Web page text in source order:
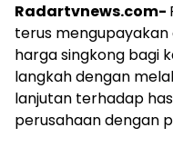
Radartvnews.com-
terus
harga singkong bagi
langkah dengan
lanjutan terhadap
perusahaan dengan